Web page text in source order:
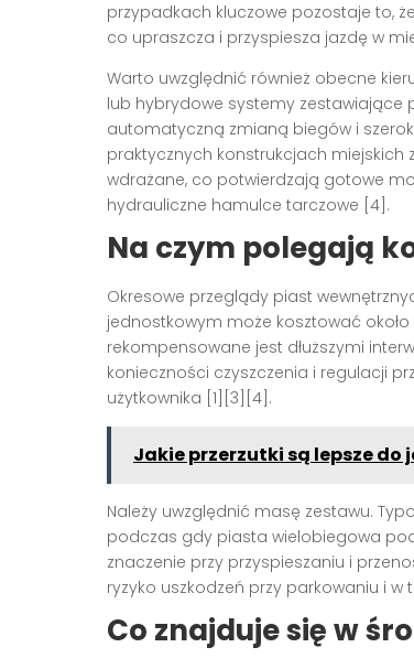
przypadkach kluczowe pozostaje to,
co upraszcza i przyspiesza jazdę w
Warto uwzględnić również obecne
lub hybrydowe systemy zestawiające
automatyczną zmianą biegów i
praktycznych konstrukcjach miejskich
wdrażane, co potwierdzają gotowe
hydrauliczne hamulce tarczowe [4].
Na czym polegają
Okresowe przeglądy piast
jednostkowym może kosztować około
rekompensowane jest dłuższymi
konieczności czyszczenia i regulacji
użytkownika [1][3][4].
Jakie przerzutki są lepsze do
Należy uwzględnić masę zestawu.
podczas gdy piasta wielobiegowa
znaczenie przy przyspieszaniu i
ryzyko uszkodzeń przy parkowaniu i
Co znajduje się w